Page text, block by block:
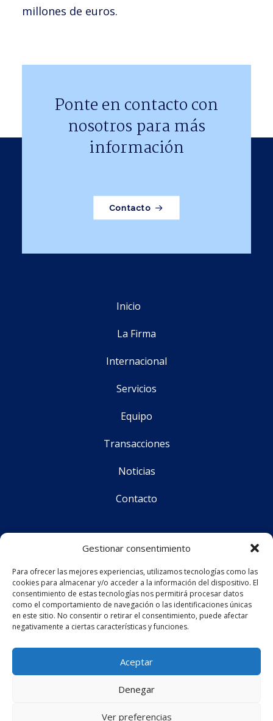
Gestionar consentimiento
Para ofrecer las mejores experiencias, utilizamos tecnologías como las
cookies para almacenar y/o acceder a la información del dispositivo. El
consentimiento de estas tecnologías nos permitirá procesar datos
como el comportamiento de navegación o las identificaciones únicas
en este sitio. No consentir o retirar el consentimiento, puede afectar
negativamente a ciertas características y funciones.
Aceptar
Denegar
Ver preferencias
millones de euros.
Ponte en contacto con
nosotros para más
información
Contacto
Inicio
La Firma
Internacional
Servicios
Equipo
Transacciones
Noticias
Contacto
CS Corporate Advisors © 2025
Aviso legal
Política de privacidad
Política de cookies (UE)